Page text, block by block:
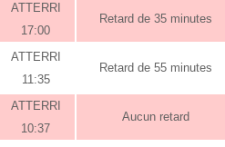
ATTERRI
17:00
Retard de 35 minutes
ATTERRI
11:35
Retard de 55 minutes
ATTERRI
10:37
Aucun retard